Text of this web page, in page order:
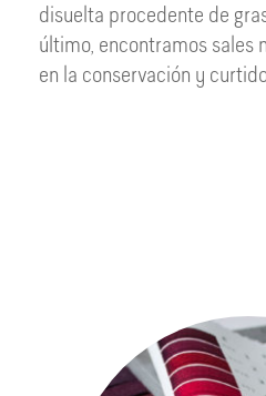
disuelta procedente de
último, encontramos sales
en la conservación y